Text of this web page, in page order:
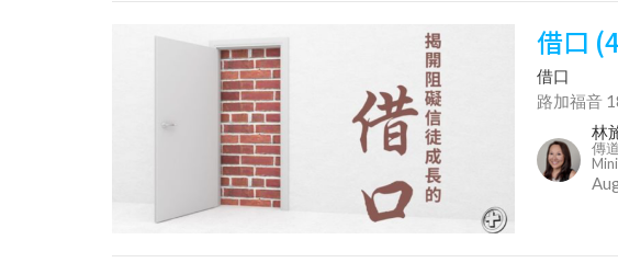
借口
借口
路加福音
林
傳